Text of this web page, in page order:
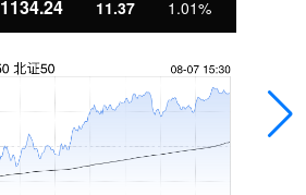
1134.24 11.37 1.01%